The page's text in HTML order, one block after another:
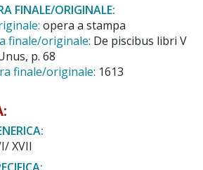
FINALE/ORIGINALE:
opera a stampa
finale/originale: De piscibus libri V
p. 68
finale/originale: 1613
XVII